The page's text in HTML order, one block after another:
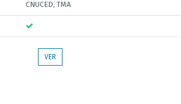
CNUCED, TMA
VER